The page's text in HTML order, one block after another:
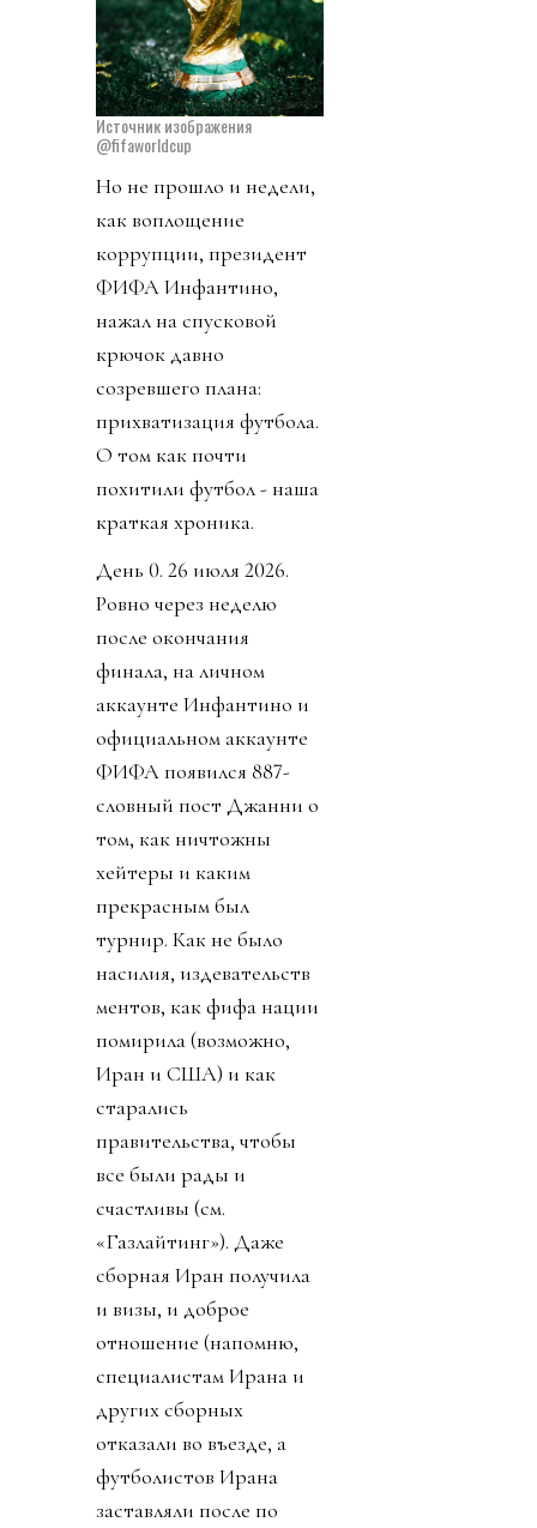
Источник изображения
@fifaworldcup
Но не прошло и недели,
как воплощение
коррупции, президент
ФИФА Инфантино,
нажал на спусковой
крючок давно
созревшего плана:
прихватизация футбола.
О том как почти
похитили футбол - наша
краткая хроника.
День 0. 26 июля 2026.
Ровно через неделю
после окончания
финала, на личном
аккаунте Инфантино и
официальном аккаунте
ФИФА появился 887-
словный пост Джанни о
том, как ничтожны
хейтеры и каким
прекрасным был
турнир. Как не было
насилия, издевательств
ментов, как фифа нации
помирила (возможно,
Иран и США) и как
старались
правительства, чтобы
все были рады и
счастливы (см.
«Газлайтинг»). Даже
сборная Иран получила
и визы, и доброе
отношение (напомню,
специалистам Ирана и
других сборных
отказали во въезде, а
футболистов Ирана
заставляли после по